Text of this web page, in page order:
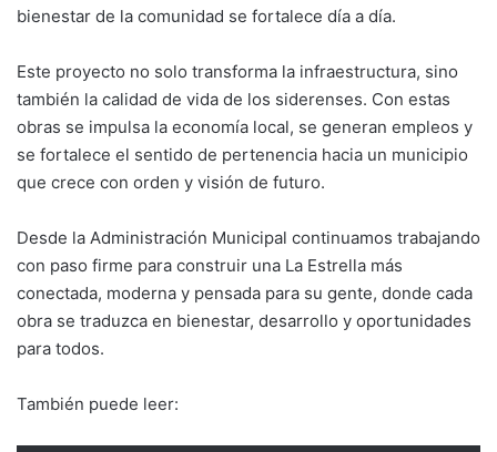
bienestar de la comunidad se fortalece día a día.
Este proyecto no solo transforma la infraestructura, sino
también la calidad de vida de los siderenses. Con estas
obras se impulsa la economía local, se generan empleos y
se fortalece el sentido de pertenencia hacia un municipio
que crece con orden y visión de futuro.
Desde la Administración Municipal continuamos trabajando
con paso firme para construir una La Estrella más
conectada, moderna y pensada para su gente, donde cada
obra se traduzca en bienestar, desarrollo y oportunidades
para todos.
También puede leer: